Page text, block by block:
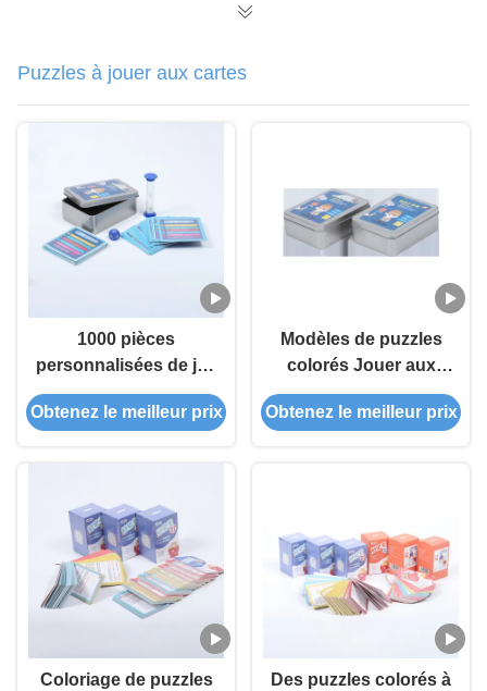
Puzzles à jouer aux cartes
1000 pièces
personnalisées de jeu
de cartes de poker
avec fond de puzzle
Obtenez le meilleur prix
Modèles de puzzles
colorés Jouer aux
cartes avec les cartes
de la cour
Obtenez le meilleur prix
Coloriage de puzzles Des puzzles colorés à